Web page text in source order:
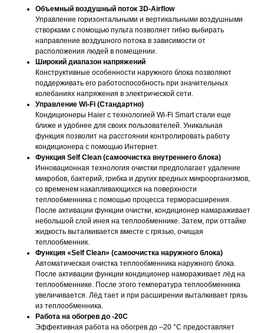
Объемный воздушный поток 3D-Airflow
Управление горизонтальными и вертикальными воздушными
створками с помощью пульта позволяет гибко выбирать
направление воздушного потока в зависимости от
расположения людей в помещении.
Широкий диапазон напряжений
Конструктивные особенности наружного блока позволяют
поддерживать его работоспособность при значительных
колебаниях напряжения в электрической сети.
Управление Wi-Fi (Стандартно)
Кондиционеры Haier с технологией Wi-Fi Smart стали еще
ближе и удобнее для своих пользователей. Уникальная
функция позволит на расстоянии контролировать работу
кондиционера с помощью Интернет.
Функция Self Clean (самоочистка внутреннего блока)
Инновационная технология очистки предполагает удаление
микробов, бактерий, грибка и других вредных микроорганизмов,
со временем накапливающихся на поверхности
теплообменника с помощью процесса терморасширения.
После активации функции очистки, кондиционер намараживает
небольшой слой инея на теплообменнике. Затем, при оттайке
жидкость выталкивается вместе с грязью, очищая
теплообменник.
Функция «Self Clean» (самоочистка наружного блока)
Автоматическая очистка теплообменника наружного блока.
После активации функции кондиционер намораживает лёд на
теплообменнике. После этого температура теплообменника
увеличивается. Лёд тает и при расширении выталкивает грязь
из теплообменника.
Работа на обогрев до -20С
Эффективная работа на обогрев до –20 °С предоставляет